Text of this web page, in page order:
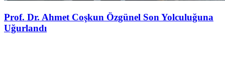
Prof. Dr. Ahmet Coşkun Özgünel Son Yolculuğuna
Uğurlandı